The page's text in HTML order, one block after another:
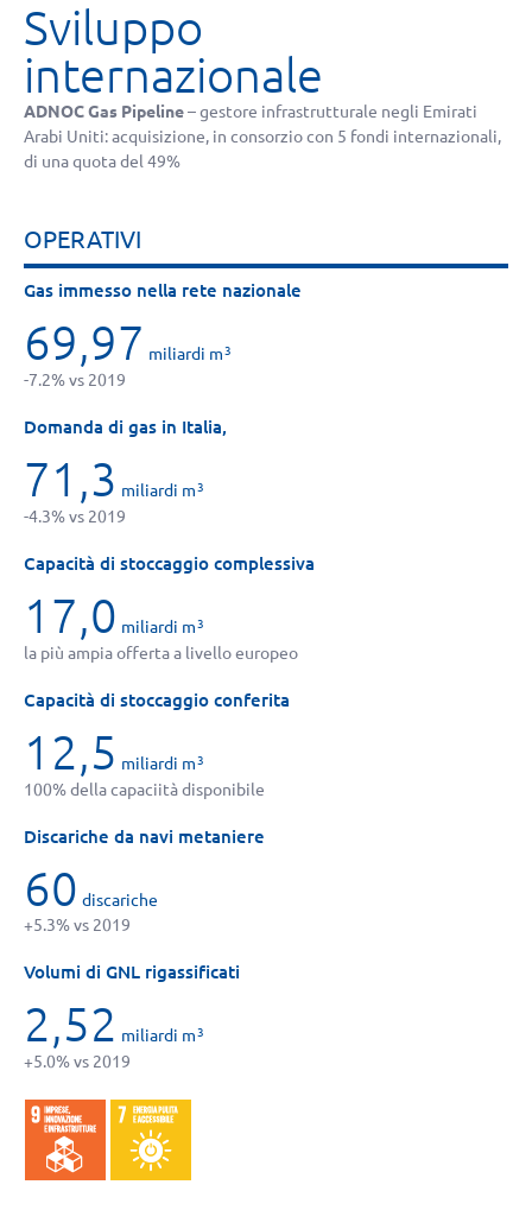
Sviluppo
internazionale
ADNOC Gas Pipeline– gestore infrastrutturale negli Emirati
Arabi Uniti: acquisizione, in consorzio con 5 fondi internazionali,
di una quota del 49%
OPERATIVI
Gas immesso nella rete nazionale
69,97 miliardi m3
-7.2% vs 2019
Domanda di gas in Italia,
71,3 miliardi m3
-4.3% vs 2019
Capacità di stoccaggio complessiva
17,0 miliardi m3
la più ampia offerta a livello europeo
Capacità di stoccaggio conferita
12,5 miliardi m3
100% della capaciità disponibile
Discariche da navi metaniere
60 discariche
+5.3% vs 2019
Volumi di GNL rigassificati
2,52 miliardi m3
+5.0% vs 2019